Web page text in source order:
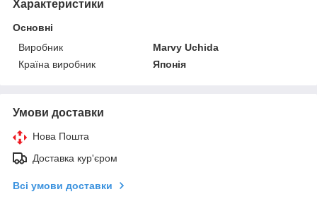
Характеристики
Основні
Виробник
Marvy Uchida
Країна виробник
Японія
Умови доставки
Нова Пошта
Доставка кур'єром
Всі умови доставки